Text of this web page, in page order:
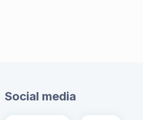
Social media